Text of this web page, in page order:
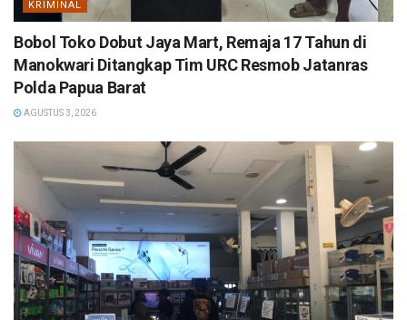
KRIMINAL
Bobol Toko Dobut Jaya Mart, Remaja 17 Tahun di
Manokwari Ditangkap Tim URC Resmob Jatanras
Polda Papua Barat
AGUSTUS 3, 2026